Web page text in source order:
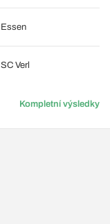
Essen
SC Verl
Kompletní výsledky